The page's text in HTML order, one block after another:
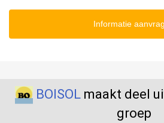
Informatie
BOISOL maakt deel
groep